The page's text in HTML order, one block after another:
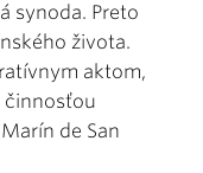
synoda. Preto
života.
aktom,
činnosťou
de San